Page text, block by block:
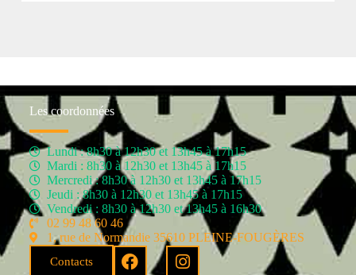
Les coordonnées
Lundi : 8h30 à 12h30 et 13h45 à 17h15
Mardi : 8h30 à 12h30 et 13h45 à 17h15
Mercredi : 8h30 à 12h30 et 13h45 à 17h15
Jeudi : 8h30 à 12h30 et 13h45 à 17h15
Vendredi : 8h30 à 12h30 et 13h45 à 16h30
02 99 48 60 46
1, rue de Normandie 35610 PLEINE-FOUGÈRES
Contacts